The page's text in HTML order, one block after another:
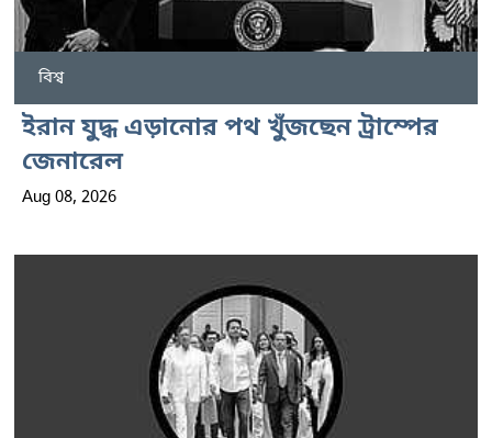
বিশ্ব
ইরান যুদ্ধ এড়ানোর পথ খুঁজছেন ট্রাম্পের
জেনারেল
Aug 08, 2026